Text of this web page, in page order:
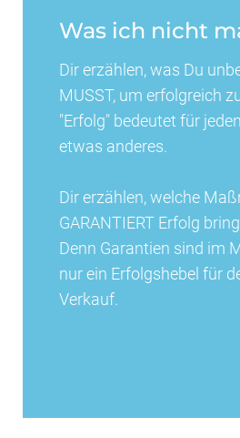
Was ich nicht
Dir erzählen, was Du
MUSST, um erfolgreich
"Erfolg" bedeutet für
etwas anderes.
Dir erzählen, welche
GARANTIERT Erfolg
Denn Garantien sind im
nur ein Erfolgshebel für
Verkauf.